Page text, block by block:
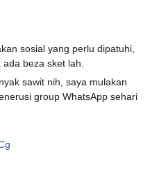
sosial yang perlu dipatuhi,
beza sket lah.
sawit nih, saya mulakan
group WhatsApp sehari